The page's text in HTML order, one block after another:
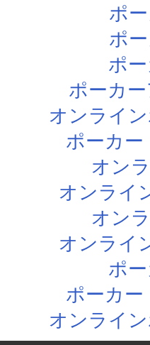
ポ
ポ
ポ
ポーカ
オンライ
ポーカ
オン
オンライ
オン
オンライ
ポ
ポーカ
オンライ